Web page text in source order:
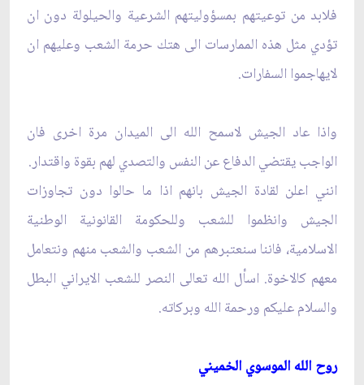
فلابد من توعيتهم بمسؤوليتهم الشرعية والحيلولة دون ان
تؤدي مثل هذه الممارسات الى هتك حرمة الشعب وعليهم ان
لايهاجموا السفارات.
واذا عاد الجيش لاسمح الله الى الميدان مرة اخرى فان
الواجب يقتضي الدفاع عن النفس والتصدي لهم بقوة واقتدار.
انني اعلن لقادة الجيش بانهم اذا ما حالوا دون تجاوزات
الجيش وانظموا للشعب وللحكومة القانونية الوطنية
الاسلامية، فاننا سنعتبرهم من الشعب والشعب منهم ونتعامل
معهم كالاخوة. اسأل الله تعالى النصر للشعب الايراني البطل
والسلام عليكم ورحمة الله وبركاته.
روح الله الموسوي الخميني‏